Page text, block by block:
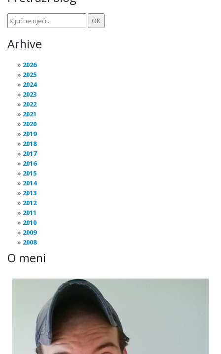
Arhive
2026
2025
2024
2023
2022
2021
2020
2019
2018
2017
2016
2015
2014
2013
2012
2011
2010
2009
2008
O meni